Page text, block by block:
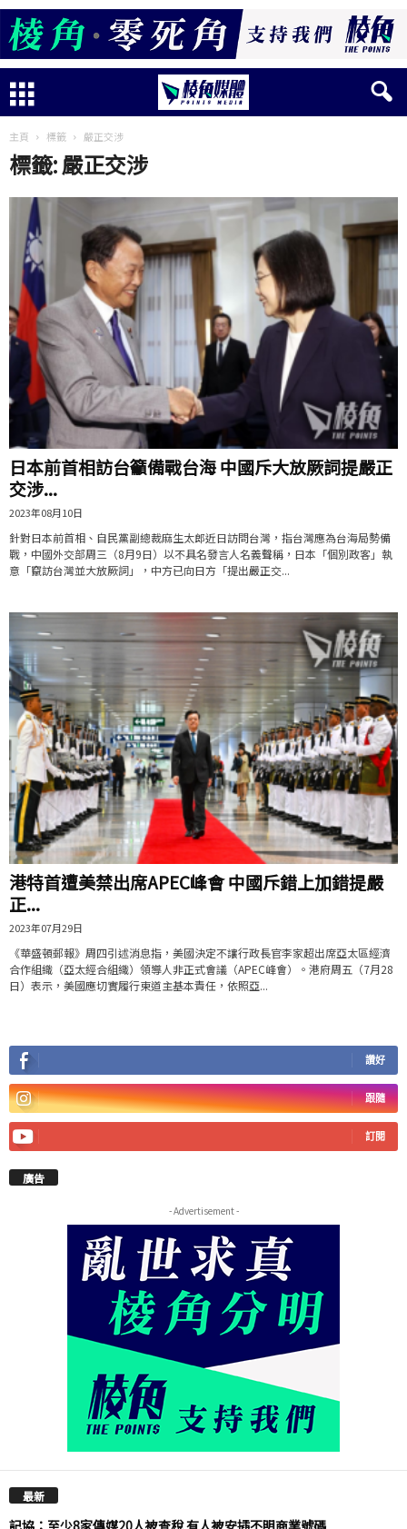
主頁 標籤 嚴正交涉
標籤: 嚴正交涉
日本前首相訪台籲備戰台海 中國斥大放厥詞提嚴正
交涉...
2023年08月10日
針對日本前首相、自民黨副總裁麻生太郎近日訪問台灣，指台灣應為台海局勢備
戰，中國外交部周三（8月9日）以不具名發言人名義聲稱，日本「個別政客」執
意「竄訪台灣並大放厥詞」，中方已向日方「提出嚴正交...
港特首遭美禁出席APEC峰會 中國斥錯上加錯提嚴
正...
2023年07月29日
《華盛頓郵報》周四引述消息指，美國決定不讓行政長官李家超出席亞太區經濟
合作組織（亞太經合組織）領導人非正式會議（APEC峰會）。港府周五（7月28
日）表示，美國應切實履行東道主基本責任，依照亞...
讚好
跟隨
訂閱
廣告
- Advertisement -
最新